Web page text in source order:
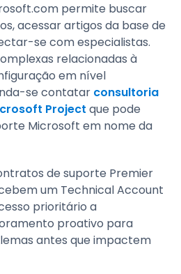
permite buscar
acessar artigos da base de
se com especialistas.
relacionadas à
em nível
se contatar consultoria
Project que pode
Microsoft em nome da
de suporte Premier
um Technical Account
prioritário a
proativo para
antes que impactem